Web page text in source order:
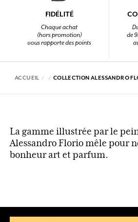
FIDÉLITÉ
Chaque achat
(hors promotion)
vous rapporte des points
de
ACCUEIL COLLECTION ALESSANDRO
La gamme illustrée par le
Alessandro Florio mêle pour
bonheur art et parfum.